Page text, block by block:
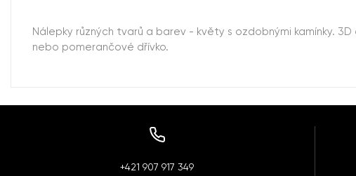
Nálepky různých tvarů a barev - květy s ozdobnými kamínky.
nebo pomerančové dřívko.
+421 907 917 349